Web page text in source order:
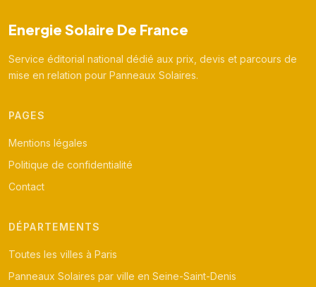
Energie Solaire De France
Service éditorial national dédié aux prix, devis et parcours de
mise en relation pour Panneaux Solaires.
PAGES
Mentions légales
Politique de confidentialité
Contact
DÉPARTEMENTS
Toutes les villes à Paris
Panneaux Solaires par ville en Seine-Saint-Denis